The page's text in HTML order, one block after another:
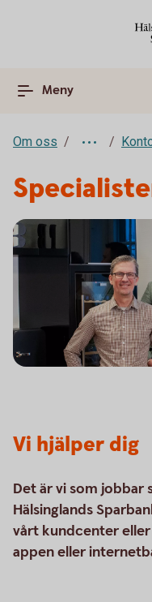
Meny
Om oss
Vi hjälper dig
Det är vi som jobbar
Hälsinglands
vårt kundcenter
appen eller